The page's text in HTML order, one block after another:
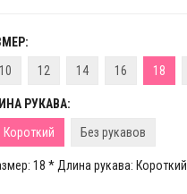
10 12 14 16 18
РУКАВА:
Короткий Без рукавов
18 * Длина рукава: Короткий